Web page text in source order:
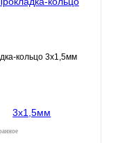
кольцо 3х1,5мм